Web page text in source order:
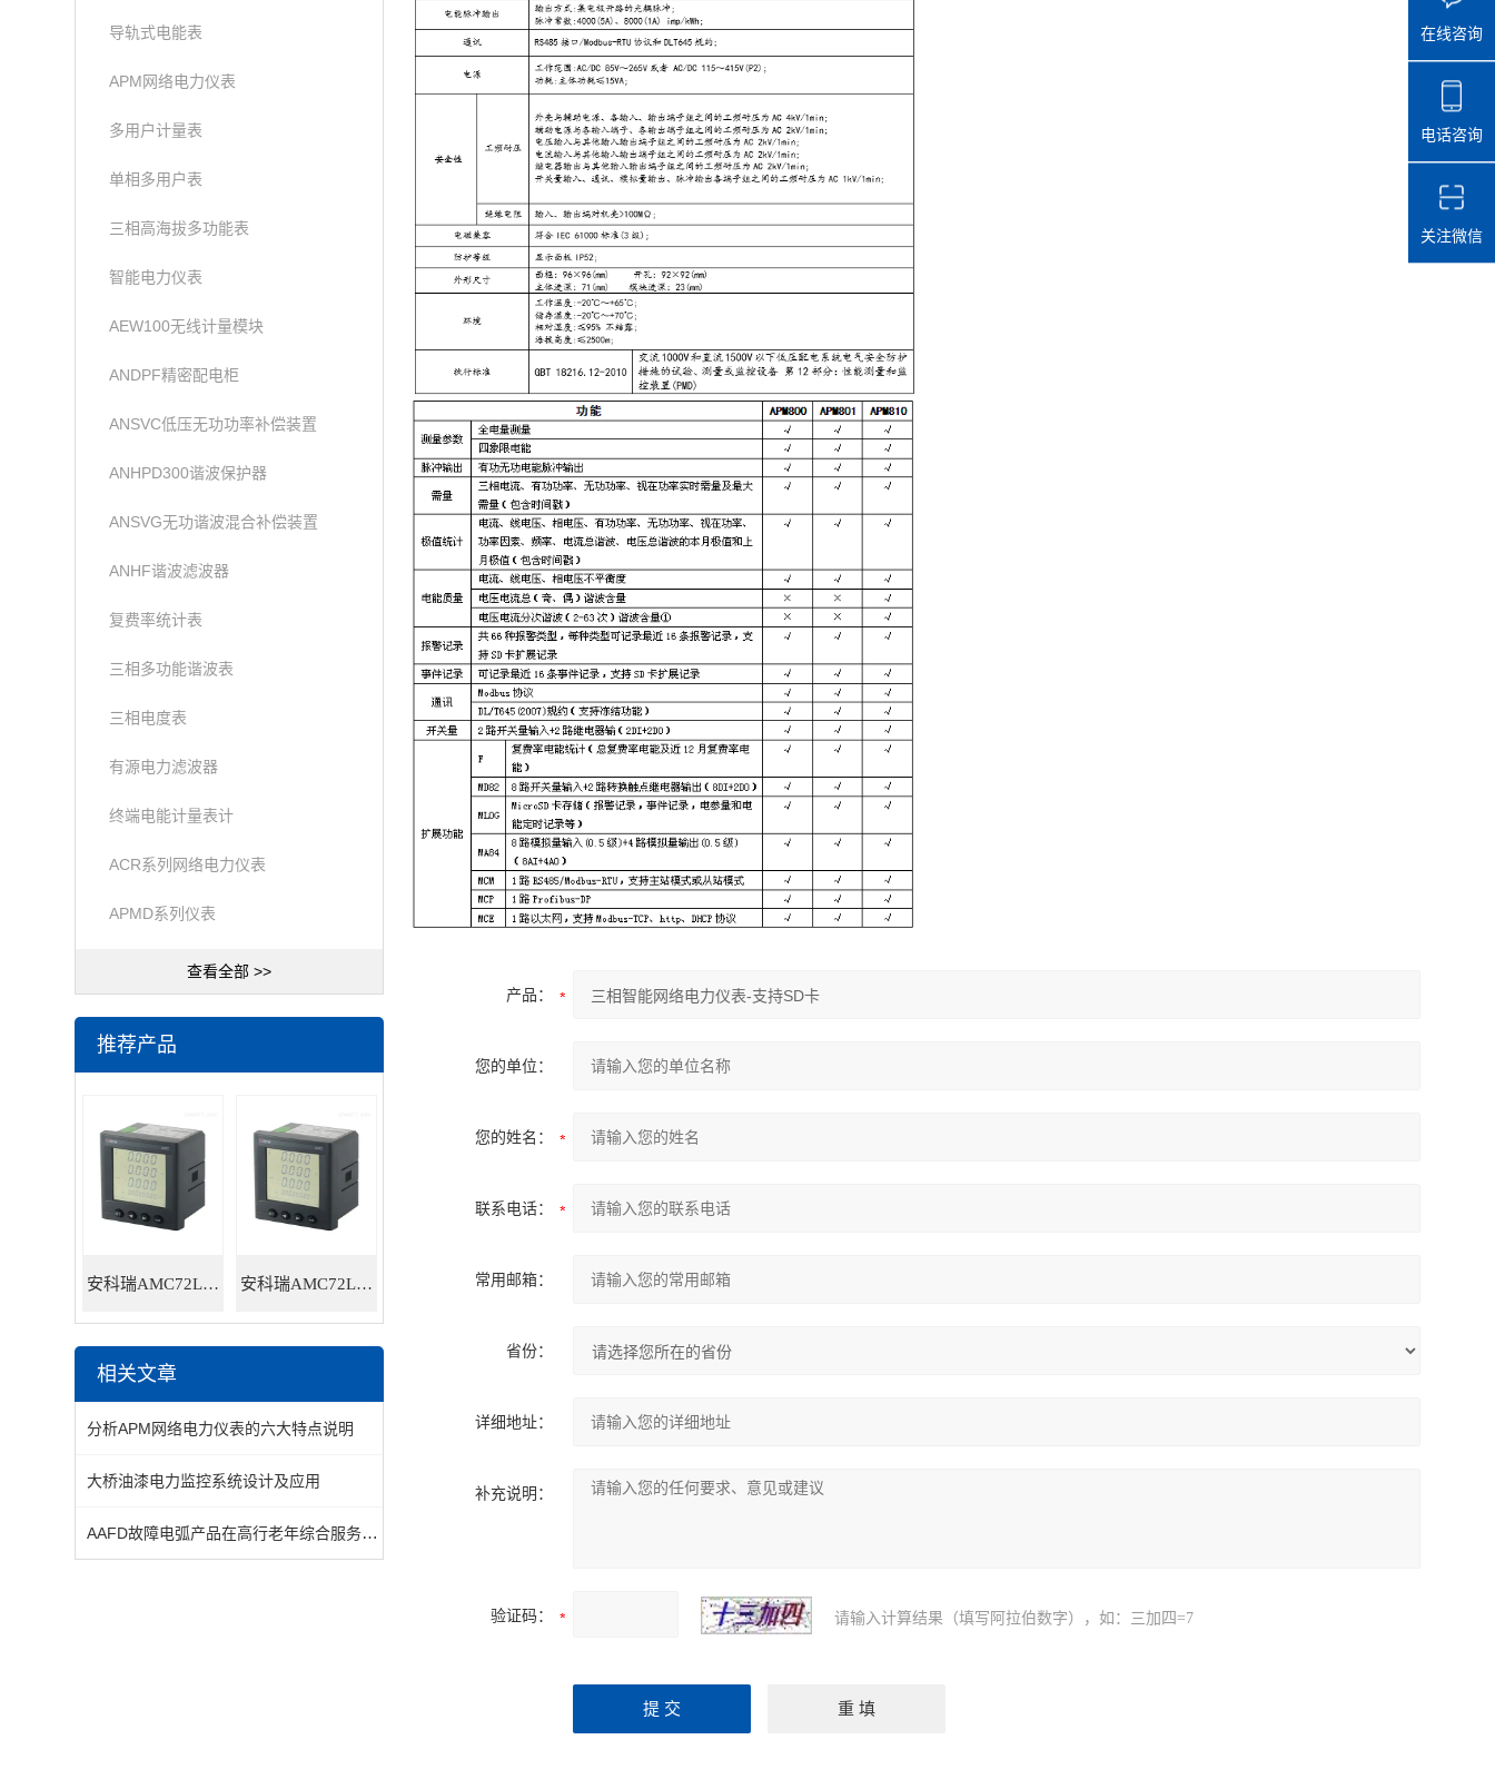
导轨式电能表
APM网络电力仪表
多用户计量表
单相多用户表
三相高海拔多功能表
智能电力仪表
AEW100无线计量模块
ANDPF精密配电柜
ANSVC低压无功功率补偿装置
ANHPD300谐波保护器
ANSVG无功谐波混合补偿装置
ANHF谐波滤波器
复费率统计表
三相多功能谐波表
三相电度表
有源电力滤波器
终端电能计量表计
ACR系列网络电力仪表
APMD系列仪表
查看全部 >>
推荐产品
安科瑞AMC72L-E4/HKC智能电力仪表 安科瑞AMC72L-E4/KC三相多功能智能电力仪表
相关文章
分析APM网络电力仪表的六大特点说明
大桥油漆电力监控系统设计及应用
AAFD故障电弧产品在高行老年综合服务中心项目上的应用
产品：
您的单位：
您的姓名：
联系电话：
常用邮箱：
省份：
详细地址：
补充说明：
验证码： 请输入计算结果（填写阿拉伯数字），如：三加四=7
在线咨询
电话咨询
关注微信